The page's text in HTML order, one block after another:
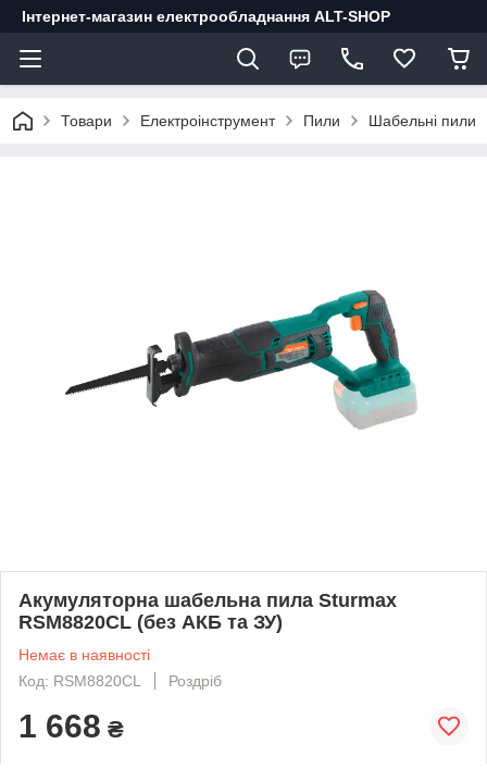
Інтернет-магазин електрообладнання ALT-SHOP
Товари Електроінструмент Пили Шабельні пили
Акумуляторна шабельна пила Sturmax
RSM8820CL (без АКБ та ЗУ)
Немає в наявності
Код: RSM8820CL
Роздріб
1 668 ₴